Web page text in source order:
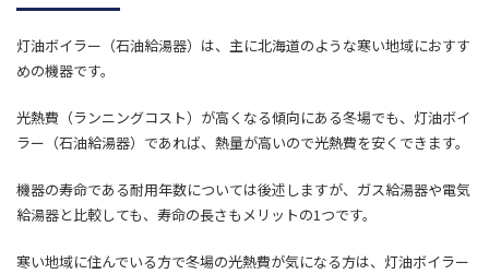
灯油ボイラー（石油給湯器）は、主に北海道のような寒い地域におすす
めの機器です。
光熱費（ランニングコスト）が高くなる傾向にある冬場でも、灯油ボイ
ラー（石油給湯器）であれば、熱量が高いので光熱費を安くできます。
機器の寿命である耐用年数については後述しますが、ガス給湯器や電気
給湯器と比較しても、寿命の長さもメリットの1つです。
寒い地域に住んでいる方で冬場の光熱費が気になる方は、灯油ボイラー